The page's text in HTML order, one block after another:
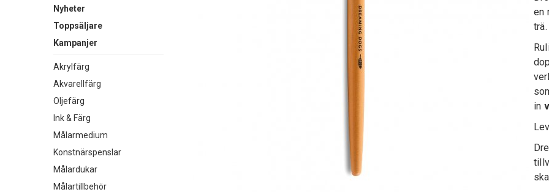
Nyheter
Toppsäljare
Kampanjer
Akrylfärg
Akvarellfärg
Oljefärg
Ink & Färg
Målarmedium
Konstnärspenslar
Målardukar
Målartillbehör
en
in